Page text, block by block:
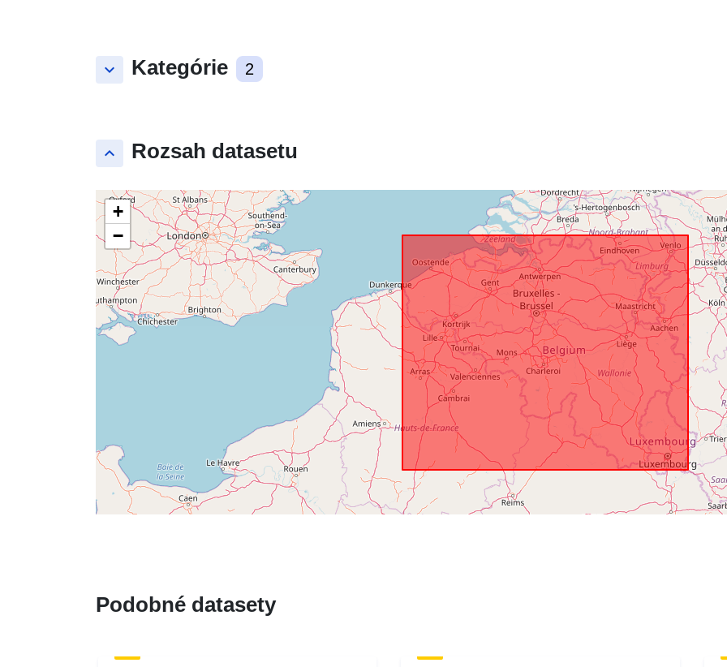
keyboard_arrow_down Kategórie 2
keyboard_arrow_up Rozsah datasetu
+
−
uriRef:
Prístupové
Časové
Podobné datasety